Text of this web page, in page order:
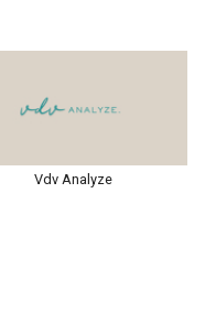
Vdv Analyze